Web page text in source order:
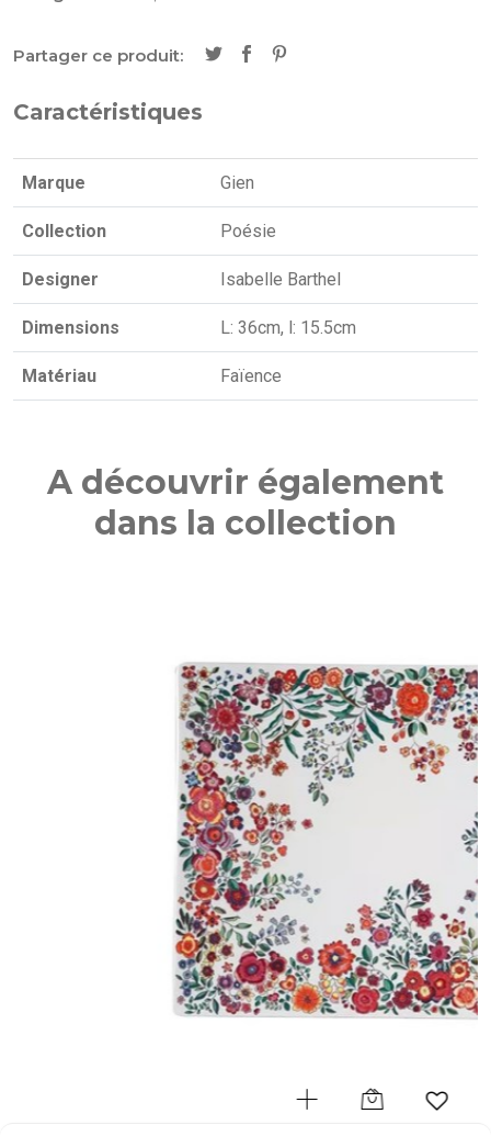
Partager ce produit:
Caractéristiques
Marque Gien
Collection Poésie
Designer Isabelle Barthel
Dimensions L: 36cm, l: 15.5cm
Matériau Faïence
A découvrir également
dans la collection